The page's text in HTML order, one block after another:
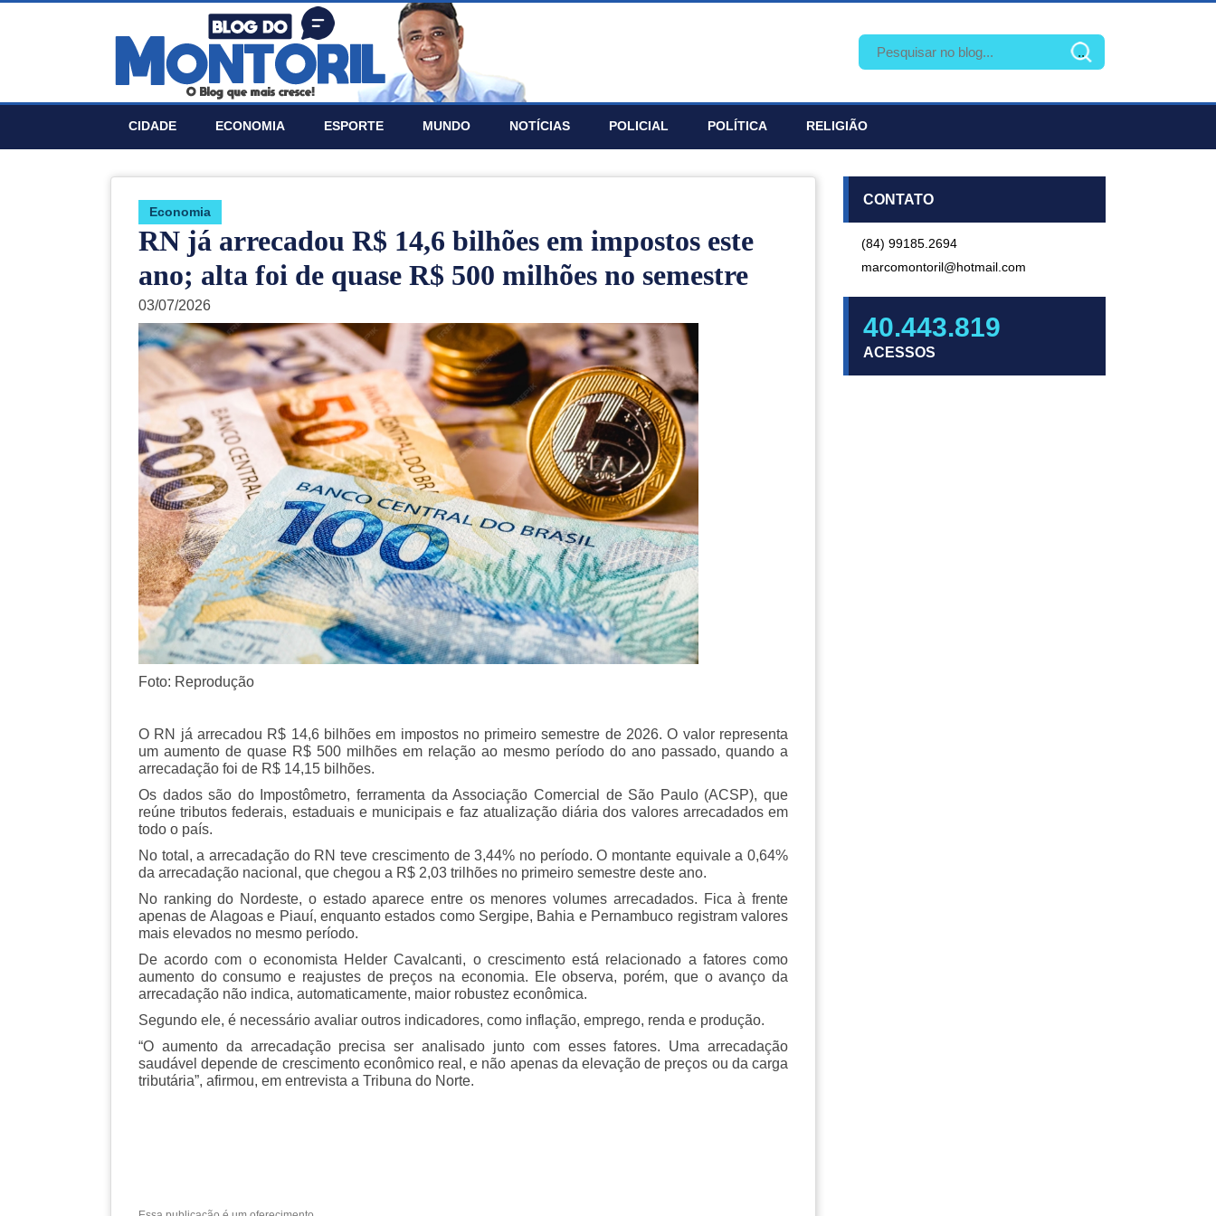
CIDADE ECONOMIA ESPORTE MUNDO NOTÍ­CIAS POLICIAL POLÍTICA RELIGIÃO
Economia
RN já arrecadou R$ 14,6 bilhões em impostos este
ano; alta foi de quase R$ 500 milhões no semestre
03/07/2026
Foto: Reprodução
O RN já arrecadou R$ 14,6 bilhões em impostos no primeiro semestre de 2026. O valor representa
um aumento de quase R$ 500 milhões em relação ao mesmo período do ano passado, quando a
arrecadação foi de R$ 14,15 bilhões.
Os dados são do Impostômetro, ferramenta da Associação Comercial de São Paulo (ACSP), que
reúne tributos federais, estaduais e municipais e faz atualização diária dos valores arrecadados em
todo o país.
No total, a arrecadação do RN teve crescimento de 3,44% no período. O montante equivale a 0,64%
da arrecadação nacional, que chegou a R$ 2,03 trilhões no primeiro semestre deste ano.
No ranking do Nordeste, o estado aparece entre os menores volumes arrecadados. Fica à frente
apenas de Alagoas e Piauí, enquanto estados como Sergipe, Bahia e Pernambuco registram valores
mais elevados no mesmo período.
De acordo com o economista Helder Cavalcanti, o crescimento está relacionado a fatores como
aumento do consumo e reajustes de preços na economia. Ele observa, porém, que o avanço da
arrecadação não indica, automaticamente, maior robustez econômica.
Segundo ele, é necessário avaliar outros indicadores, como inflação, emprego, renda e produção.
“O aumento da arrecadação precisa ser analisado junto com esses fatores. Uma arrecadação
saudável depende de crescimento econômico real, e não apenas da elevação de preços ou da carga
tributária”, afirmou, em entrevista a Tribuna do Norte.
CONTATO
(84) 99185.2694
marcomontoril@hotmail.com
40.443.819
ACESSOS